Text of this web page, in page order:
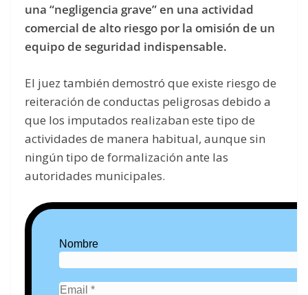
una “negligencia grave” en una actividad
comercial de alto riesgo por la omisión de un
equipo de seguridad indispensable.
El juez también demostró que existe riesgo de
reiteración de conductas peligrosas debido a
que los imputados realizaban este tipo de
actividades de manera habitual, aunque sin
ningún tipo de formalización ante las
autoridades municipales.
Nombre